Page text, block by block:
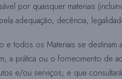
por quaisquer materiais
adequação, decência,
todos os Materiais se
a prática ou o fornecimento
e/ou serviços; e que